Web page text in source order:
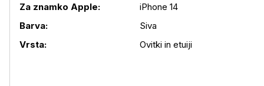
Podrobnosti izdelka
Za znamko Apple:
iPhone 14
Barva:
Siva
Vrsta:
Ovitki in etuiji